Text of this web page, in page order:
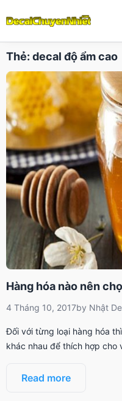
Thẻ: decal độ ẩm cao
Hàng hóa nào nên
4 Tháng 10, 2017by Nhật
Đối với từng loại hàng hóa
khác nhau để thích hợp
Read more